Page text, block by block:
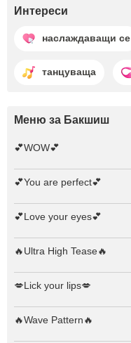
Интереси
наслаждаващи се
танцуваща
Меню за Бакшиш
💕WOW💕
💕You are perfect💕
💕Love your eyes💕
🔥Ultra High Tease🔥
💋Lick your lips💋
🔥Wave Pattern🔥